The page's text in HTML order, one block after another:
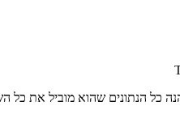
כל הנתונים שהוא מוביל את כל